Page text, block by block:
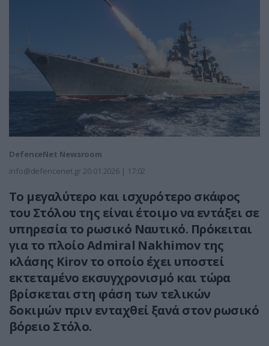
DefenceNet Newsroom
info@defencenet.gr 20.01.2026 | 17:02
Το μεγαλύτερο και ισχυρότερο σκάφος
του Στόλου της είναι έτοιμο να εντάξει σε
υπηρεσία το ρωσικό Ναυτικό. Πρόκειται
για το πλοίο Admiral Nakhimov της
κλάσης Kirov το οποίο έχει υποστεί
εκτεταμένο εκσυγχρονισμό και τώρα
βρίσκεται στη φάση των τελικών
δοκιμών πριν ενταχθεί ξανά στον ρωσικό
βόρειο Στόλο.